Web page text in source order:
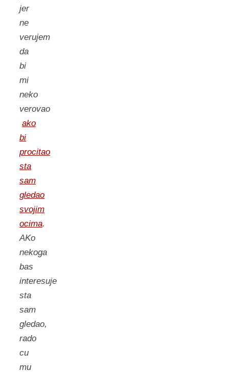
jer
ne
verujem
da
bi
mi
neko
verovao
ako
bi
procitao
sta
sam
gledao
svojim
ocima.
AKo
nekoga
bas
interesuje
sta
sam
gledao,
rado
cu
mu